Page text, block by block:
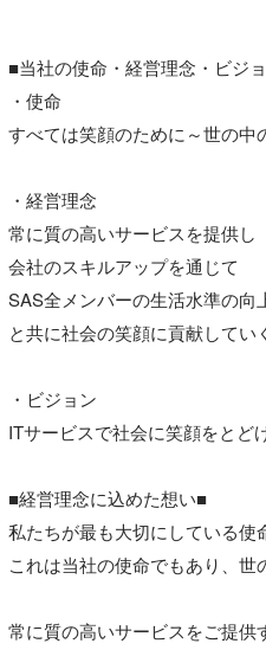
■当社の使命・経営理念・ビジ
・使命
すべては笑顔のために～世の中
・経営理念
常に質の高いサービスを提供し
会社のスキルアップを通じて
SAS全メンバーの生活水準の向
と共に社会の笑顔に貢献してい
・ビジョン
ITサービスで社会に笑顔をとど
■経営理念に込めた想い■
私たちが最も大切にしている使
これは当社の使命でもあり、世
常に質の高いサービスをご提